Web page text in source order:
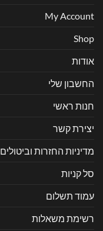
My Account
Shop
אודות
החשבון שלי
חנות ראשי
יצירת קשר
מדיניות החזרות וביטולים
סל קניות
עמוד תשלום
רשימת משאלות